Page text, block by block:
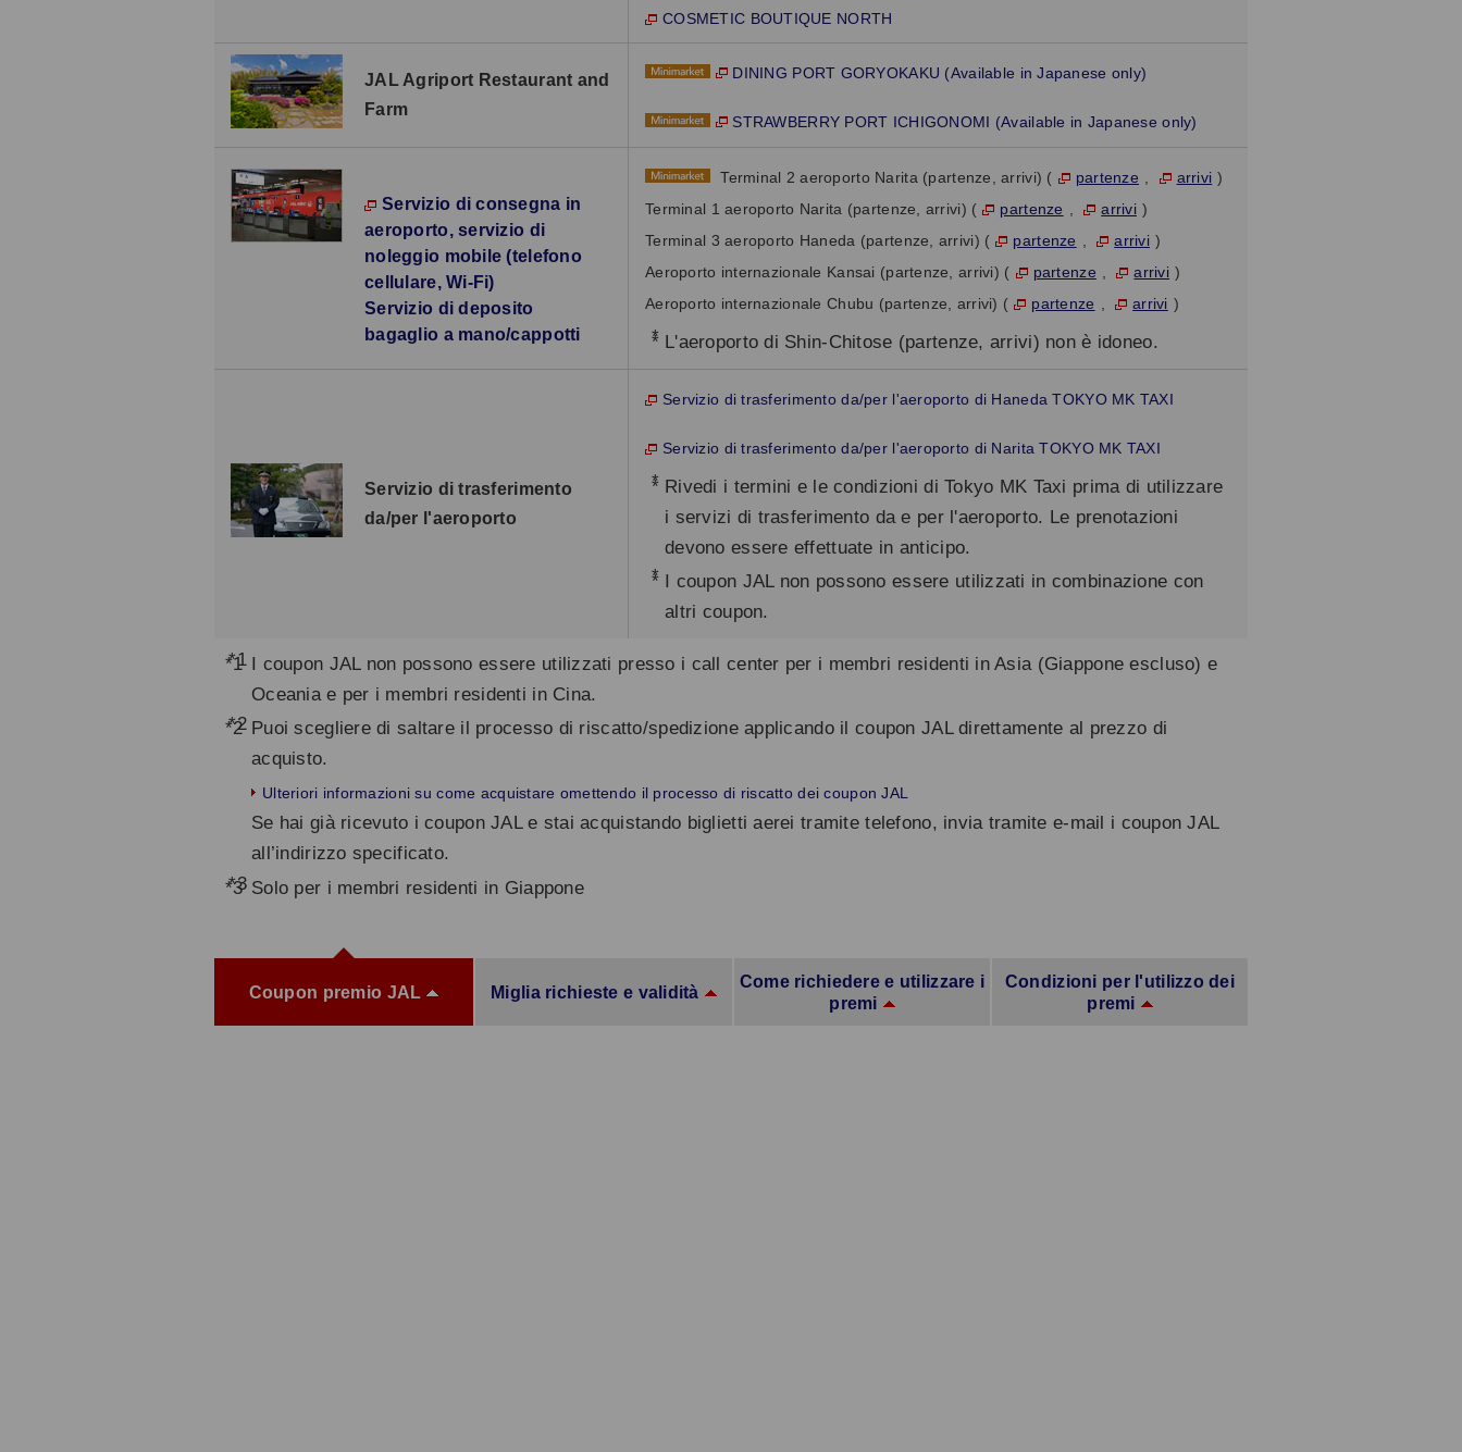
COSMETIC BOUTIQUE NORTH
JAL Agriport Restaurant and
Farm
DINING PORT GORYOKAKU (Available in Japanese only)
STRAWBERRY PORT ICHIGONOMI (Available in Japanese only)
Servizio di consegna in
aeroporto, servizio di
noleggio mobile (telefono
cellulare, Wi-Fi)
Servizio di deposito
bagaglio a mano/cappotti
Terminal 2 aeroporto Narita (partenze, arrivi) ( partenze arrivi )
Terminal 1 aeroporto Narita (partenze, arrivi) (
partenze arrivi )
Terminal 3 aeroporto Haneda (partenze, arrivi) (
partenze arrivi )
Aeroporto internazionale Kansai (partenze, arrivi) (
partenze arrivi )
Aeroporto internazionale Chubu (partenze, arrivi) (
partenze arrivi )
* L'aeroporto di Shin-Chitose (partenze, arrivi) non è idoneo.
Servizio di trasferimento
da/per l'aeroporto
Servizio di trasferimento da/per l'aeroporto di Haneda TOKYO MK TAXI
Servizio di trasferimento da/per l'aeroporto di Narita TOKYO MK TAXI
* Rivedi i termini e le condizioni di Tokyo MK Taxi prima di utilizzare
i servizi di trasferimento da e per l'aeroporto. Le prenotazioni
devono essere effettuate in anticipo.
*
I coupon JAL non possono essere utilizzati in combinazione con
altri coupon.
*1 I coupon JAL non possono essere utilizzati presso i call center per i membri residenti in Asia (Giappone escluso) e
Oceania e per i membri residenti in Cina.
*2 Puoi scegliere di saltare il processo di riscatto/spedizione applicando il coupon JAL direttamente al prezzo di
acquisto.
Ulteriori informazioni su come acquistare omettendo il processo di riscatto dei coupon JAL
Se hai già ricevuto i coupon JAL e stai acquistando biglietti aerei tramite telefono, invia tramite e-mail i coupon JAL
all’indirizzo specificato.
*3 Solo per i membri residenti in Giappone
Coupon premio JAL Miglia richieste e validità
Come richiedere e utilizzare i
premi
Condizioni per l'utilizzo dei
premi